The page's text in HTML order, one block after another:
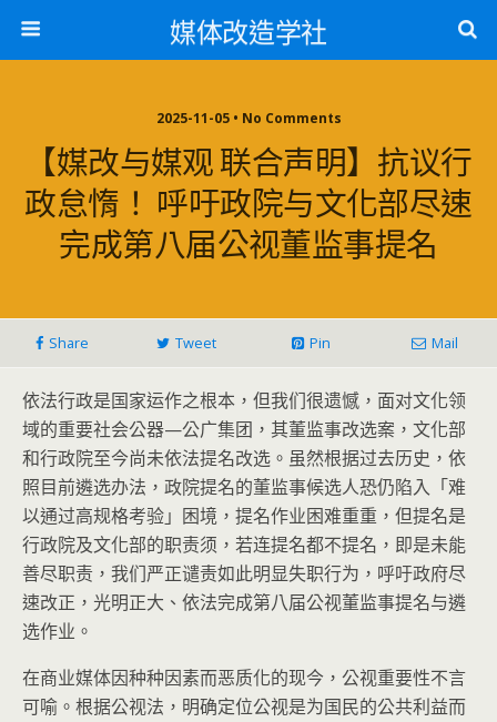
媒体改造学社
2025-11-05 • No Comments
【媒改与媒观 联合声明】抗议行
政怠惰！ 呼吁政院与文化部尽速
完成第八届公视董监事提名
Share Tweet Pin Mail
依法行政是国家运作之根本，但我们很遗憾，面对文化领
域的重要社会公器—公广集团，其董监事改选案，文化部
和行政院至今尚未依法提名改选。虽然根据过去历史，依
照目前遴选办法，政院提名的董监事候选人恐仍陷入「难
以通过高规格考验」困境，提名作业困难重重，但提名是
行政院及文化部的职责须，若连提名都不提名，即是未能
善尽职责，我们严正谴责如此明显失职行为，呼吁政府尽
速改正，光明正大、依法完成第八届公视董监事提名与遴
选作业。
在商业媒体因种种因素而恶质化的现今，公视重要性不言
可喻。根据公视法，明确定位公视是为国民的公共利益而